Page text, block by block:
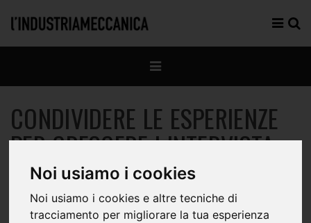
Noi usiamo i cookies
Noi usiamo i cookies e altre tecniche di
tracciamento per migliorare la tua esperienza
CONDIVIDERE LE ESPERIENZE
PER CRESCERE | INTERVISTA
GIORGIO GRADITI - ENEA